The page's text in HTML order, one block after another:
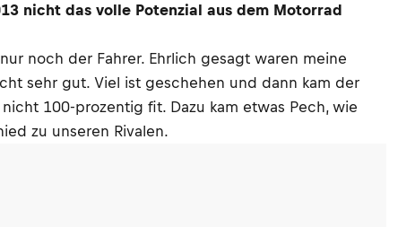
nicht das volle Potenzial aus dem Motorrad
noch der Fahrer. Ehrlich gesagt waren meine
sehr gut. Viel ist geschehen und dann kam der
100-prozentig fit. Dazu kam etwas Pech, wie
zu unseren Rivalen.